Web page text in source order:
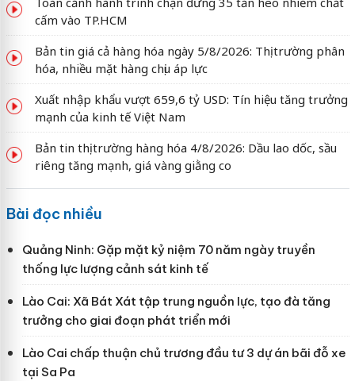
cấm vào TP.HCM
Bản tin giá cả hàng hóa ngày 5/8/2026: Thị trường phân
hóa, nhiều mặt hàng chịu áp lực
Xuất nhập khẩu vượt 659,6 tỷ USD: Tín hiệu tăng trưởng
mạnh của kinh tế Việt Nam
Bản tin thị trường hàng hóa 4/8/2026: Dầu lao dốc, sầu
riêng tăng mạnh, giá vàng giằng co
Bài đọc nhiều
Quảng Ninh: Gặp mặt kỷ niệm 70 năm ngày truyền
thống lực lượng cảnh sát kinh tế
Lào Cai: Xã Bát Xát tập trung nguồn lực, tạo đà tăng
trưởng cho giai đoạn phát triển mới
Lào Cai chấp thuận chủ trương đầu tư 3 dự án bãi đỗ xe
tại Sa Pa